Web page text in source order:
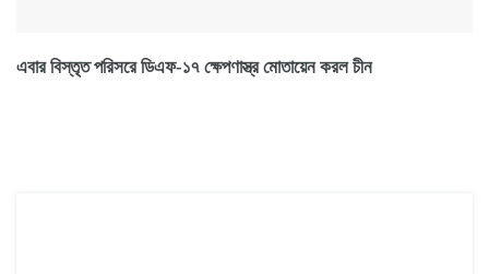
এবার বিস্তৃত পরিসরে ডিএফ-১৭ ক্ষেপণাস্ত্র মোতায়েন করল চীন